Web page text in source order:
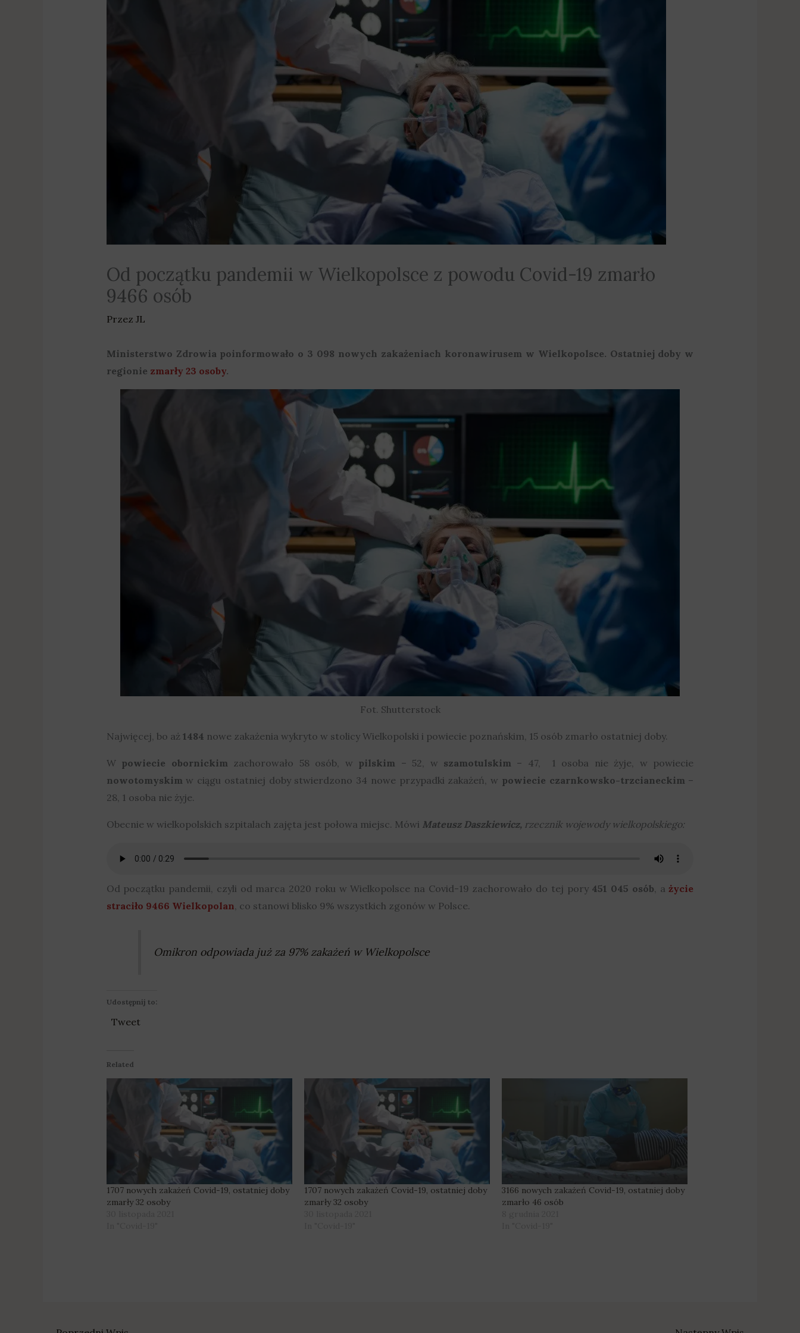
Od początku pandemii w Wielkopolsce z powodu Covid-19 zmarło
9466 osób
Przez JL
Ministerstwo Zdrowia poinformowało o 3 098 nowych zakażeniach koronawirusem w Wielkopolsce. Ostatniej doby w
regionie zmarły 23 osoby.
Fot. Shutterstock
Najwięcej, bo aż 1484 nowe zakażenia wykryto w stolicy Wielkopolski i powiecie poznańskim, 15 osób zmarło ostatniej doby.
W powiecie obornickim zachorowało 58 osób, w pilskim – 52, w szamotulskim – 47, 1 osoba nie żyje, w powiecie
nowotomyskim w ciągu ostatniej doby stwierdzono 34 nowe przypadki zakażeń, w powiecie czarnkowsko-trzcianeckim –
28, 1 osoba nie żyje.
Obecnie w wielkopolskich szpitalach zajęta jest połowa miejsc. Mówi Mateusz Daszkiewicz, rzecznik wojewody wielkopolskiego:
Od początku pandemii, czyli od marca 2020 roku w Wielkopolsce na Covid-19 zachorowało do tej pory 451 045 osób , a życie
straciło 9466 Wielkopolan , co stanowi blisko 9% wszystkich zgonów w Polsce.
Omikron odpowiada już za 97% zakażeń w Wielkopolsce
Udostępnij to:
Tweet
Related
1707 nowych zakażeń Covid-19, ostatniej doby
zmarły 32 osoby
1707 nowych zakażeń Covid-19, ostatniej doby
zmarły 32 osoby
3166 nowych zakażeń Covid-19, ostatniej doby
zmarło 46 osób